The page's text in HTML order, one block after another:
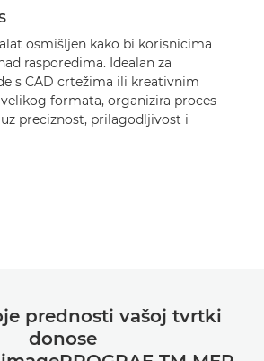
osmišljen kako bi korisnicima
rasporedima. Idealan za
s CAD crtežima ili kreativnim
formata, organizira proces
preciznost, prilagodljivost i
prednosti vašoj tvrtki
donose